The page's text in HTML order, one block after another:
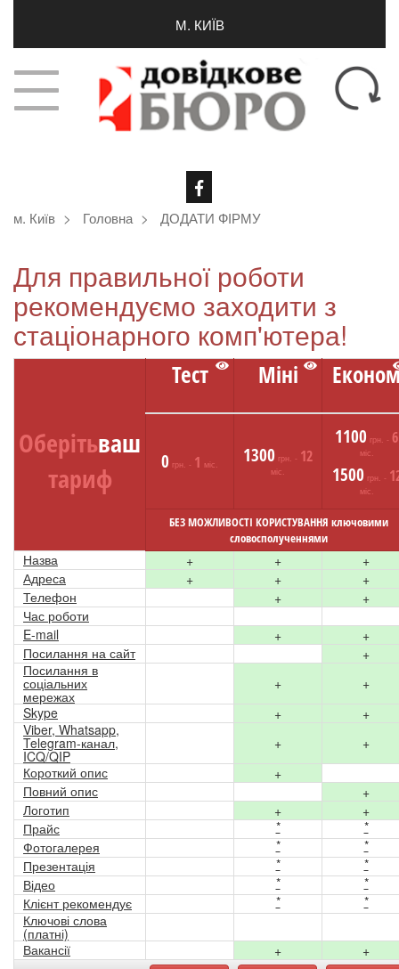
М. КИЇВ
м. Київ Головна ДОДАТИ ФІРМУ
Для правильної роботи
рекомендуємо заходити з
стаціонарного комп'ютера!
Тест Міні
Оберітьваш
тариф
0 грн. - 1 міс. 1300 грн. - 12
міс.
1100 грн. - 6
міс.
1500 грн. -
міс.
БЕЗ МОЖЛИВОСТІ КОРИСТУВАННЯ ключовими
словосполученнями
Назва + +
+
Адреса
+ +
+
Телефон
+
+
Час роботи
E-mail
+
+
Посилання на сайт
+
Посилання в
соціальних
мережах
+
+
Skype
+
+
Viber, Whatsapp,
Telegram-канал,
ICQ/QIP
+
+
Короткий опис
+
Повний опис
+
Логотип
+
+
Прайс
*
*
Фотогалерея
*
*
Презентація
*
*
Відео
*
*
Клієнт рекомендує
*
*
Ключові слова
(платні)
Вакансії
+
+